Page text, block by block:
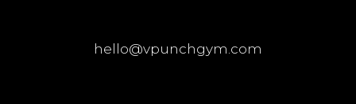
hello@vpunchgym.com